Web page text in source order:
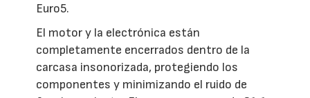
Euro5.
El motor y la electrónica están
completamente encerrados dentro de la
carcasa insonorizada, protegiendo los
componentes y minimizando el ruido de